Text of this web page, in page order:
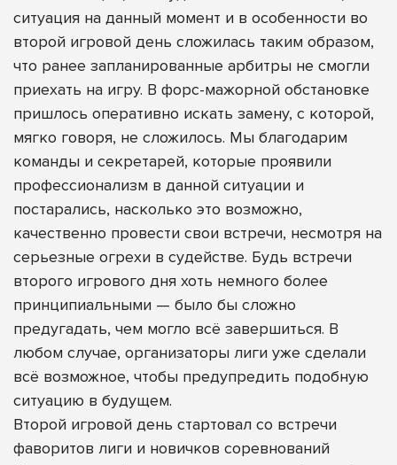
ситуация на данный момент и в особенности во
второй игровой день сложилась таким образом,
что ранее запланированные арбитры не смогли
приехать на игру. В форс-мажорной обстановке
пришлось оперативно искать замену, с которой,
мягко говоря, не сложилось. Мы благодарим
команды и секретарей, которые проявили
профессионализм в данной ситуации и
постарались, насколько это возможно,
качественно провести свои встречи, несмотря на
серьезные огрехи в судействе. Будь встречи
второго игрового дня хоть немного более
принципиальными — было бы сложно
предугадать, чем могло всё завершиться. В
любом случае, организаторы лиги уже сделали
всё возможное, чтобы предупредить подобную
ситуацию в будущем.
Второй игровой день стартовал со встречи
фаворитов лиги и новичков соревнований